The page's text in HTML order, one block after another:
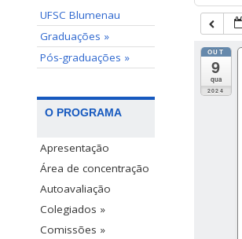
UFSC Blumenau
Graduações »
Pós-graduações »
O PROGRAMA
Apresentação
Área de concentração
Autoavaliação
Colegiados »
Comissões »
OUT
9
qua
2024